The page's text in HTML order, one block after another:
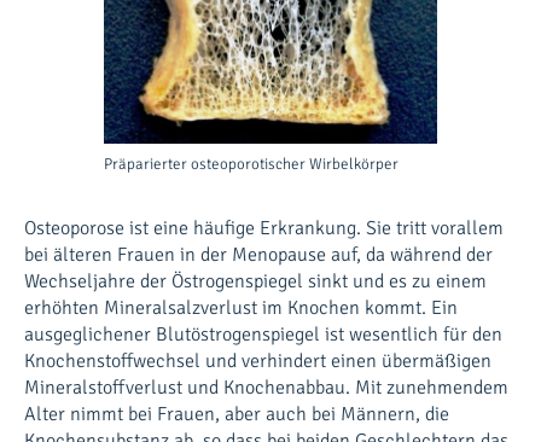
Präparierter osteoporotischer Wirbelkörper
Osteoporose ist eine häufige Erkrankung. Sie tritt vorallem
bei älteren Frauen in der Menopause auf, da während der
Wechseljahre der Östrogenspiegel sinkt und es zu einem
erhöhten Mineralsalzverlust im Knochen kommt. Ein
ausgeglichener Blutöstrogenspiegel ist wesentlich für den
Knochenstoffwechsel und verhindert einen übermäßigen
Mineralstoffverlust und Knochenabbau. Mit zunehmendem
Alter nimmt bei Frauen, aber auch bei Männern, die